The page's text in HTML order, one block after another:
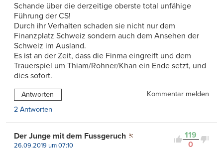
Schande über die derzeitige oberste total unfähige
Führung der CS!
Durch ihr Verhalten schaden sie nicht nur dem
Finanzplatz Schweiz sondern auch dem Ansehen der
Schweiz im Ausland.
Es ist an der Zeit, dass die Finma eingreift und dem
Trauerspiel um Thiam/Rohner/Khan ein Ende setzt, und
dies sofort.
Antworten
Kommentar melden
2 Antworten
119
0
Der Junge mit dem Fussgeruch
26.09.2019 um 07:10